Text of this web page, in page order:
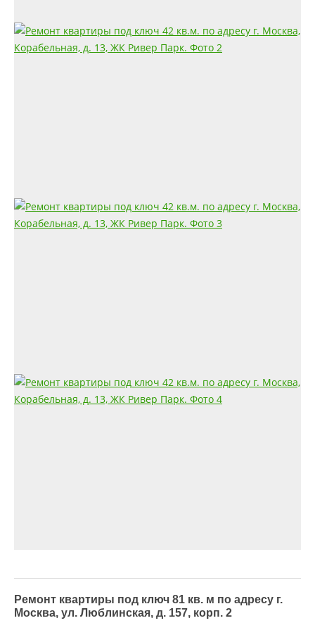
Ремонт квартиры под ключ 81 кв. м по адресу г.
Москва, ул. Люблинская, д. 157, корп. 2